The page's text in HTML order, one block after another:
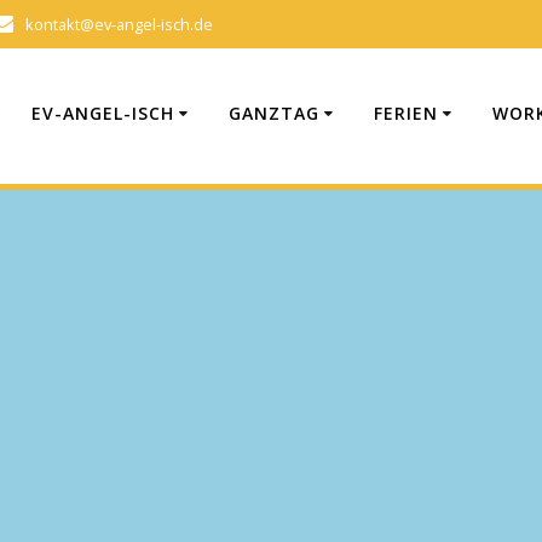
kontakt@ev-angel-isch.de
EV-ANGEL-ISCH GANZTAG FERIEN